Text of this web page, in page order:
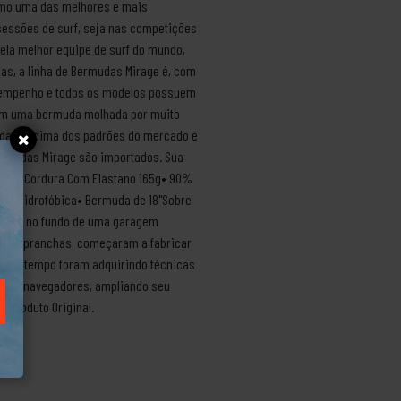
uma das melhores e mais
de surf, seja nas competições
melhor equipe de surf do mundo,
a linha de Bermudas Mirage é, com
e todos os modelos possuem
uma bermuda molhada por muito
acima dos padrões do mercado e
Mirage são importados. Sua
Cordura Com Elastano 165g• 90%
Hidrofóbica• Bermuda de 18"Sobre
no fundo de uma garagem
pranchas, começaram a fabricar
o tempo foram adquirindo técnicas
e navegadores, ampliando seu
Original.